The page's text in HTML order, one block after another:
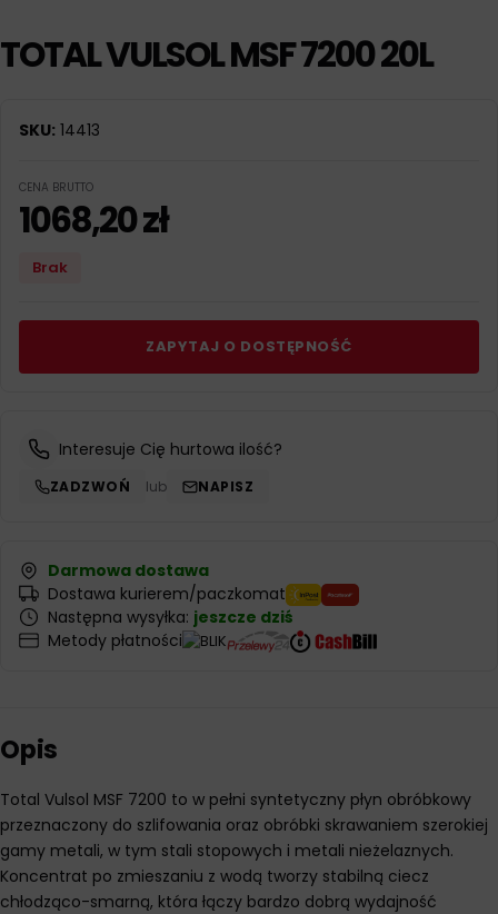
TOTAL VULSOL MSF 7200 20L
SKU: 14413
CENA BRUTTO
1068,20zł
Brak
ZAPYTAJ O DOSTĘPNOŚĆ
Interesuje Cię hurtowa ilość?
ZADZWOŃ lub NAPISZ
Darmowa dostawa
Dostawa kurierem/paczkomat
Następna wysyłka: jeszcze dziś
Metody płatności
Opis
Total Vulsol MSF 7200 to w pełni syntetyczny płyn obróbkowy
przeznaczony do szlifowania oraz obróbki skrawaniem szerokiej
gamy metali, w tym stali stopowych i metali nieżelaznych.
Koncentrat po zmieszaniu z wodą tworzy stabilną ciecz
chłodząco-smarną, która łączy bardzo dobrą wydajność